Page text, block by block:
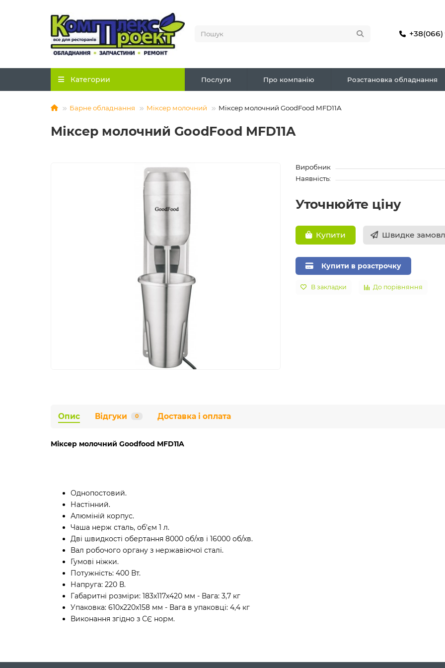
+38(066)
Категории Послуги Про компанію Розстановка обладнання
Барне обладнання Міксер молочний Міксер молочний GoodFood MFD11A
Міксер молочний GoodFood MFD11A
Виробник
Наявність:
Уточнюйте ціну
Купити Швидке
Купити в розстрочку
В закладки До порівняння
Опис Відгуки 0 Доставка і оплата
Міксер молочний Goodfood MFD11A
Однопостовий.
Настінний.
Алюміній корпус.
Чаша нерж сталь, об'єм 1 л.
Дві швидкості обертання 8000 об/хв і 16000 об/хв.
Вал робочого органу з нержавіючої сталі.
Гумові ніжки.
Потужність: 400 Вт.
Напруга: 220 В.
Габаритні розміри: 183х117х420 мм - Вага: 3,7 кг
Упаковка: 610х220х158 мм - Вага в упаковці: 4,4 кг
Виконання згідно з СЄ норм.